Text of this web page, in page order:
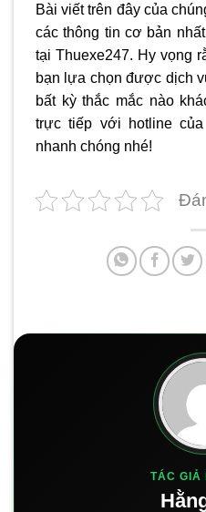
Bài viết trên đây của
các thông tin cơ bản
tại Thuexe247. Hy vọng
bạn lựa chọn được dịch
bất kỳ thắc mắc nào
trực tiếp với hotline
nhanh chóng nhé!
TÁC GIẢ